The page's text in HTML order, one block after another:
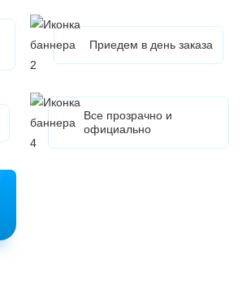
Приедем в день заказа
Все прозрачно и
официально